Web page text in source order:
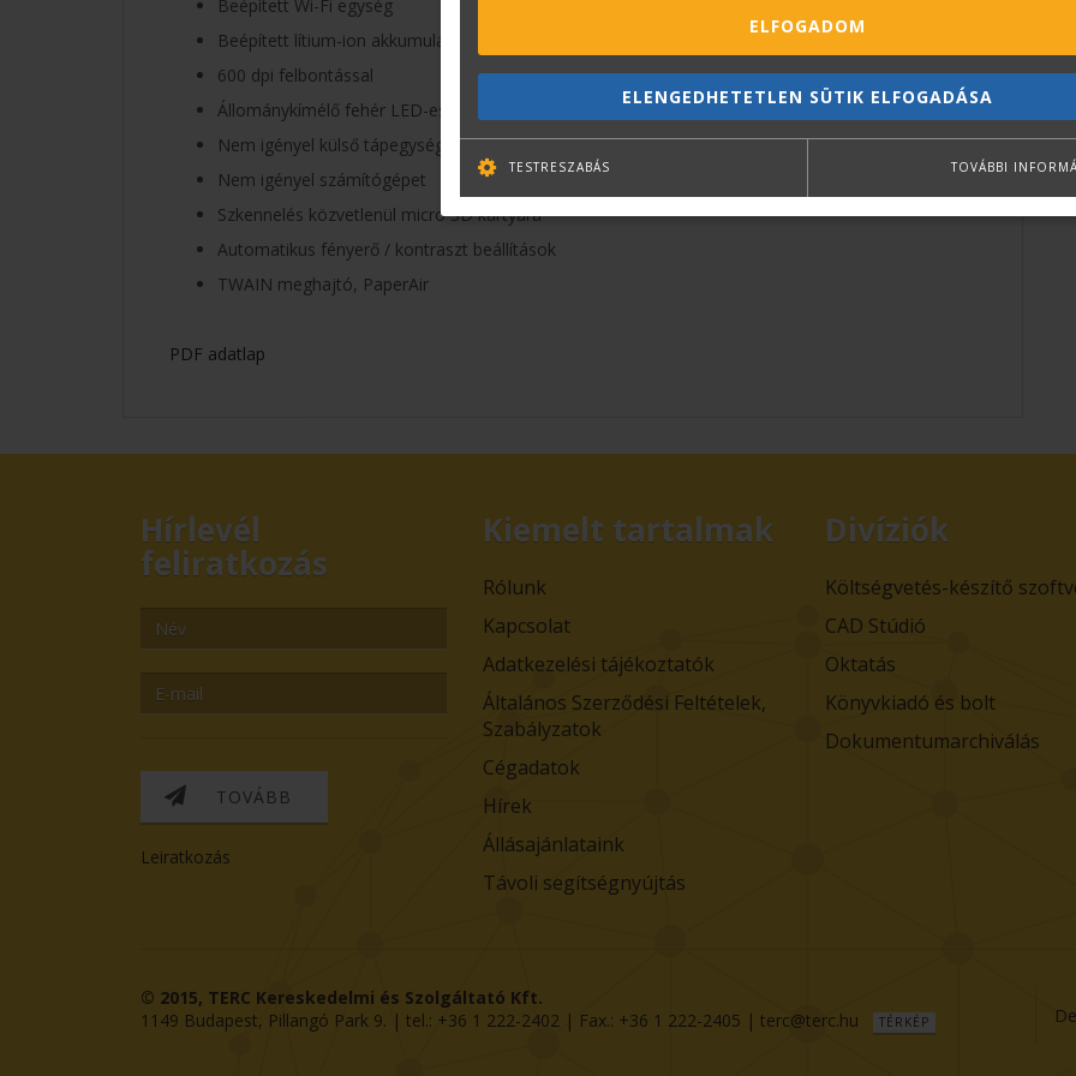
Beépített Wi-Fi egység
Beépített lítium-ion akkumulátor
600 dpi felbontással
Állománykímélő fehér LED-es megvilágítás
Nem igényel külső tápegységet
Nem igényel számítógépet
Szkennelés közvetlenül micro SD kártyára
Automatikus fényerő / kontraszt beállítások
TWAIN meghajtó, PaperAir
PDF adatlap
Hírlevél
feliratkozás
TOVÁBB
Leiratkozás
Kiemelt tartalmak
Rólunk
Kapcsolat
Adatkezelési tájékoztatók
Általános Szerződési Feltételek,
Szabályzatok
Cégadatok
Hírek
Állásajánlataink
Távoli segítségnyújtás
Divíziók
Költségvetés-készítő
CAD Stúdió
Oktatás
Könyvkiadó és bolt
Dokumentumarchiválás
© 2015, TERC Kereskedelmi és Szolgáltató Kft.
1149 Budapest, Pillangó Park 9. | tel.: +36 1 222-2402 | Fax.: +36 1 222-2405 | terc@terc.hu TÉRKÉP
ELFOGADOM
ELENGEDHETETLEN SÜTIK ELFOGADÁSA
TESTRESZABÁS TOVÁBBI